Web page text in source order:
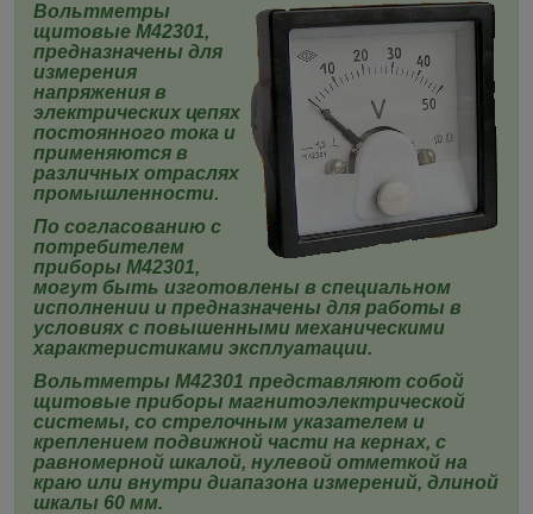
Вольтметры
щитовые М42301,
предназначены для
измерения
напряжения в
электрических цепях
постоянного тока и
применяются в
различных отраслях
промышленности.
По согласованию с
потребителем
приборы М42301,
могут быть изготовлены в специальном
исполнении и предназначены для работы в
условиях с повышенными механическими
характеристиками эксплуатации.
Вольтметры М42301 представляют собой
щитовые приборы магнитоэлектрической
системы, со стрелочным указателем и
креплением подвижной части на кернах, с
равномерной шкалой, нулевой отметкой на
краю или внутри диапазона измерений, длиной
шкалы 60 мм.